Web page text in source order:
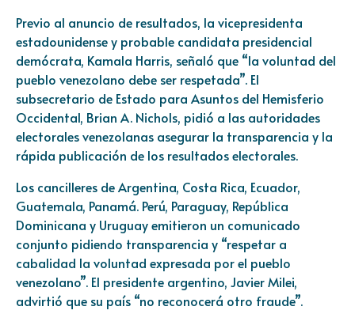
Previo al anuncio de resultados, la vicepresidenta
estadounidense y probable candidata presidencial
demócrata, Kamala Harris, señaló que “la voluntad del
pueblo venezolano debe ser respetada”. El
subsecretario de Estado para Asuntos del Hemisferio
Occidental, Brian A. Nichols, pidió a las autoridades
electorales venezolanas asegurar la transparencia y la
rápida publicación de los resultados electorales.
Los cancilleres de Argentina, Costa Rica, Ecuador,
Guatemala, Panamá. Perú, Paraguay, República
Dominicana y Uruguay emitieron un comunicado
conjunto pidiendo transparencia y “respetar a
cabalidad la voluntad expresada por el pueblo
venezolano”. El presidente argentino, Javier Milei,
advirtió que su país “no reconocerá otro fraude”.